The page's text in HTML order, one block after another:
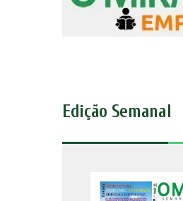
Edição Semanal